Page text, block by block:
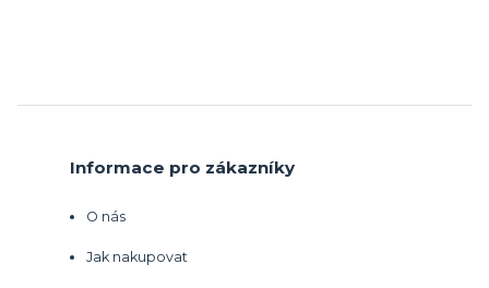
Informace pro zákazníky
O nás
Jak nakupovat